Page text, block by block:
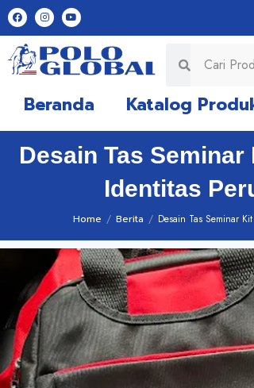
Beranda Katalog
Desain Tas
Identitas
Home / Berita / Desain Tas Seminar